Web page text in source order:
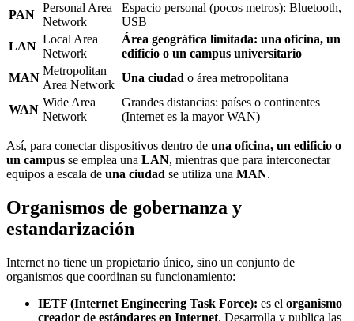
PAN
Personal Area
Network
Espacio personal (pocos metros): Bluetooth,
USB
LAN
Local Area
Network
Área geográfica limitada: una oficina, un
edificio o un campus universitario
MAN
Metropolitan
Area Network
Una ciudad o área metropolitana
WAN
Wide Area
Network
Grandes distancias: países o continentes
(Internet es la mayor WAN)
Así, para conectar dispositivos dentro de una oficina, un edificio o
un campus se emplea una LAN, mientras que para interconectar
equipos a escala de una ciudad se utiliza una MAN.
Organismos de gobernanza y
estandarización
Internet no tiene un propietario único, sino un conjunto de
organismos que coordinan su funcionamiento:
IETF (Internet Engineering Task Force): es el organismo
creador de estándares en Internet. Desarrolla y publica las